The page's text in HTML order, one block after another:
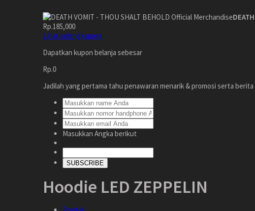
Rp.185,000
Lihat selengkapnya
Dapatkan kupon belanja sebesar
Rp.0
Jadilah yang pertama tahu penawaran menarik & promosi serta
Masukkan Angka berikut
SUBSCRIBE
Hoodie LED ZEPPELIN